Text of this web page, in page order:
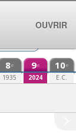
8e
1935
9e
2024
10e
E.C.
OUVRIR